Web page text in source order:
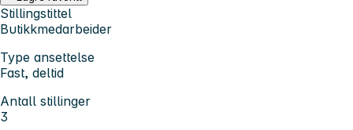
Stillingstittel
Butikkmedarbeider
Type ansettelse
Fast, deltid
Antall stillinger
3